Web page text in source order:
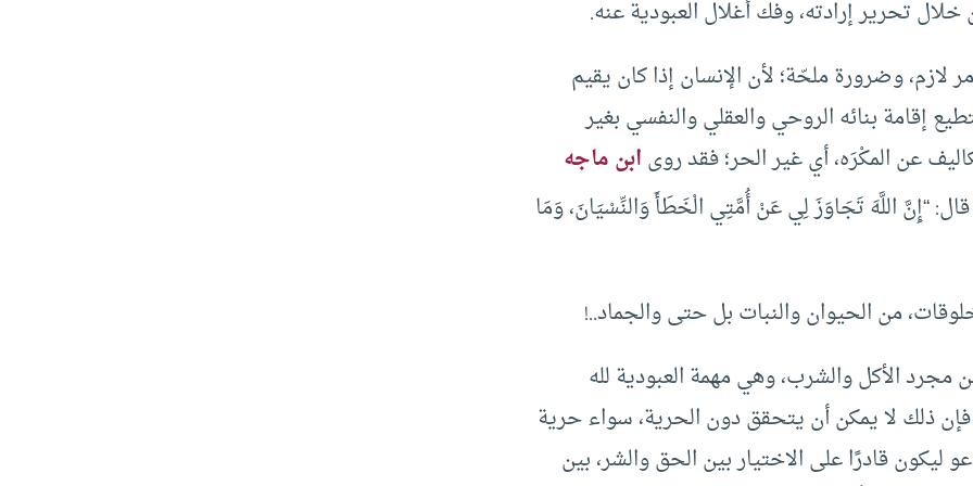
تحرير إرادته، وفك أغلال العبودية عنه.
لازم، وضرورة ملحّة؛ لأن الإنسان إذا كان يقيم
إقامة بنائه الروحي والعقلي والنفسي بغير
عن المكْرَه، أي غير الحر؛ فقد روىابن ماجه
“إِنَّ اللَّهَ تَجَاوَزَ لِي عَنْ أُمَّتِي الْخَطَأَ وَالنِّسْيَانَ، وَمَا
من الحيوان والنبات بل حتى والجماد..!
الأكل والشرب، وهي مهمة العبودية لله
ذلك لا يمكن أن يتحقق دون الحرية، سواء حرية
قادرًا على الاختيار بين الحق والشر، بين